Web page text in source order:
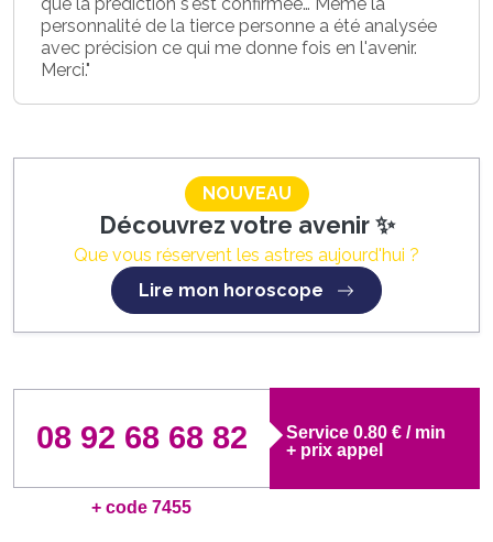
personnalité de la tierce personne a été analysée
avec précision ce qui me donne fois en l'avenir.
Merci."
NOUVEAU
Découvrez votre avenir ✨
Que vous réservent les astres aujourd'hui ?
Lire mon horoscope
08 92 68 68 82
+ code 7455
Service 0.80 € / min
+ prix appel